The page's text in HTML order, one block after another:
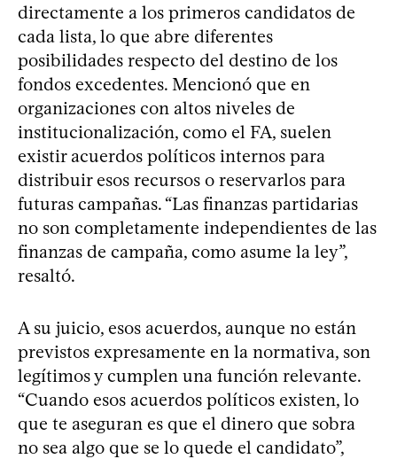
directamente a los primeros candidatos de
cada lista, lo que abre diferentes
posibilidades respecto del destino de los
fondos excedentes. Mencionó que en
organizaciones con altos niveles de
institucionalización, como el FA, suelen
existir acuerdos políticos internos para
distribuir esos recursos o reservarlos para
futuras campañas. “Las finanzas partidarias
no son completamente independientes de las
finanzas de campaña, como asume la ley”,
resaltó.
A su juicio, esos acuerdos, aunque no están
previstos expresamente en la normativa, son
legítimos y cumplen una función relevante.
“Cuando esos acuerdos políticos existen, lo
que te aseguran es que el dinero que sobra
no sea algo que se lo quede el candidato”,